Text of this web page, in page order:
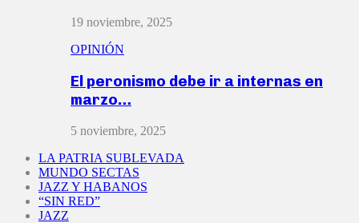
19 noviembre, 2025
OPINIÓN
El peronismo debe ir a internas en
marzo…
5 noviembre, 2025
LA PATRIA SUBLEVADA
MUNDO SECTAS
JAZZ Y HABANOS
“SIN RED”
JAZZ